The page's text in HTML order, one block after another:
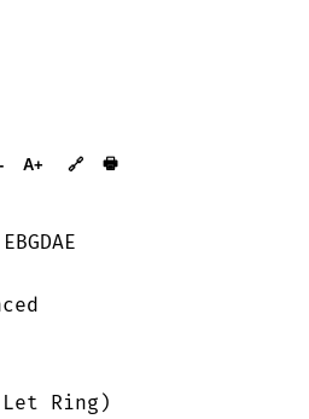
A+ 🔗 🖶
(Let Ring)